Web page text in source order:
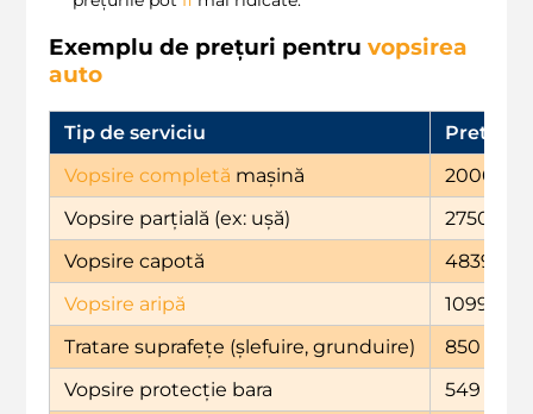
Exemplu de prețuri pentru vopsirea
auto
Tip de serviciu
Pret
Vopsire completă mașină
20000
Vopsire parțială (ex: ușă)
2750
Vopsire capotă
4839
Vopsire aripă
1099
Tratare suprafețe (șlefuire, grunduire)
850
Vopsire protecție bara
549